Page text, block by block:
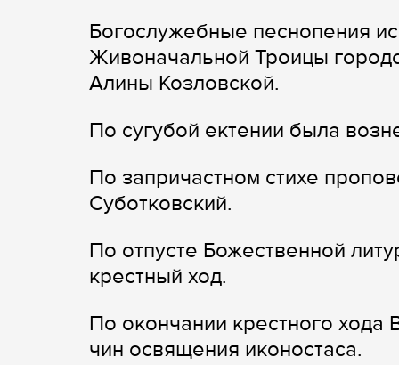
Богослужебные песнопения
Живоначальной Троицы
Алины Козловской.
По сугубой ектении была
По запричастном стихе
Суботковский.
По отпусте Божественной
крестный ход.
По окончании крестного
чин освящения иконостаса.